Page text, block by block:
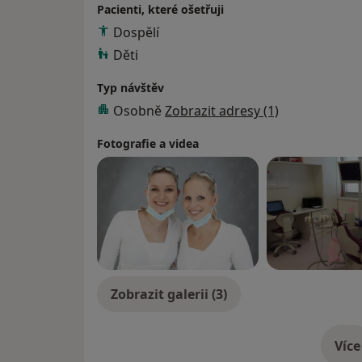
dny, Parodontologické dny ve Špindlerově
odborné konference a sněmy ADH ČR,
bělení zubů – certifikát bělení technikou
Pacienti, které ošetřuji
Dospělí
Děti
Typ návštěv
Osobně Zobrazit adresy (1)
Fotografie a videa
Zobrazit galerii (3)
Více
o